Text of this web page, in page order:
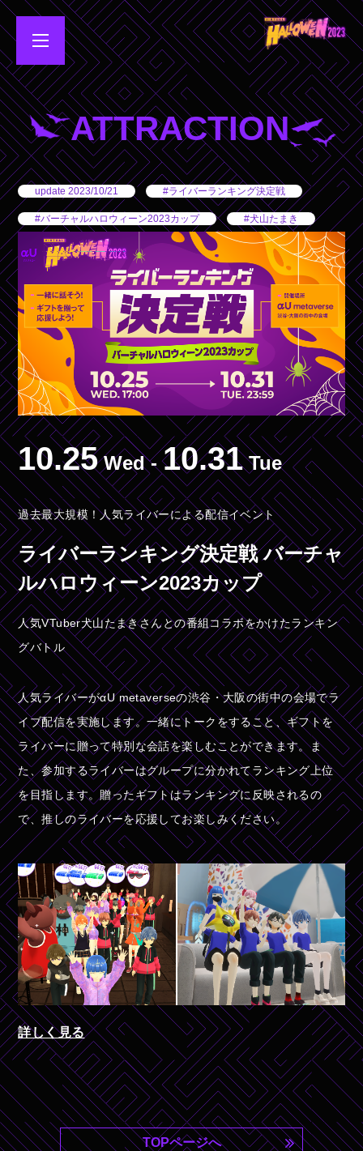
ATTRACTION
update 2023/10/21 #ライバーランキング決定戦
#バーチャルハロウィーン2023カップ #犬山たまき
10.25 Wed-10.31 Tue
過去最大規模！人気ライバーによる配信イベント
ライバーランキング決定戦 バーチャ
ルハロウィーン2023カップ
人気VTuber犬山たまきさんとの番組コラボをかけたランキン
グバトル
人気ライバーがαU metaverseの渋谷・大阪の街中の会場でラ
イブ配信を実施します。一緒にトークをすること、ギフトを
ライバーに贈って特別な会話を楽しむことができます。ま
た、参加するライバーはグループに分かれてランキング上位
を目指します。贈ったギフトはランキングに反映されるの
で、推しのライバーを応援してお楽しみください。
詳しく見る
TOPページへ